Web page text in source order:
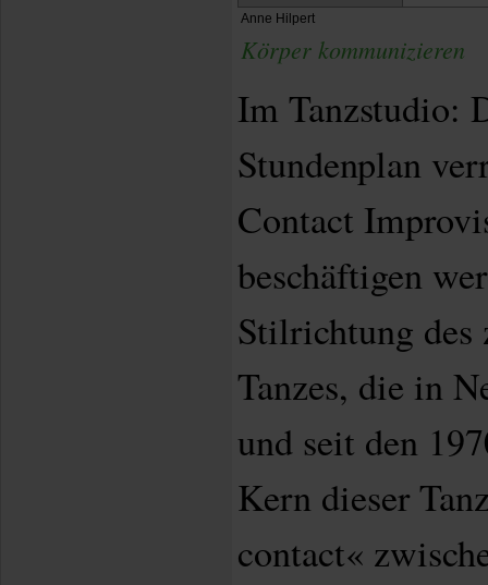
Anne Hilpert
Körper kommunizieren
Im Tanzstudio:
Stundenplan
Contact
beschäftigen
Stilrichtung des
Tanzes, die in
und seit den
Kern dieser
contact«